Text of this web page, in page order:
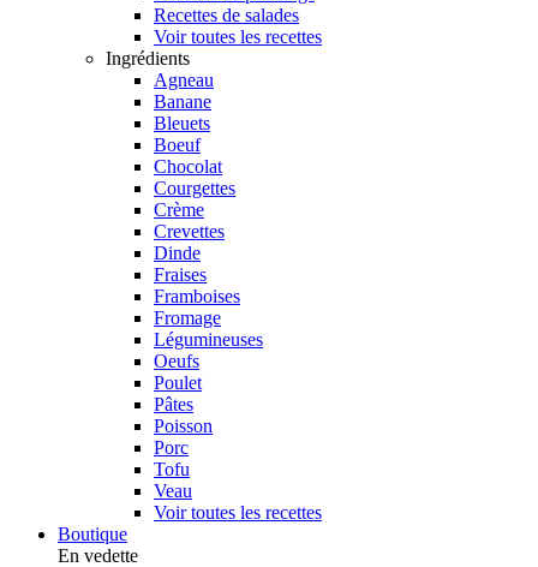
Recettes de salades
Voir toutes les recettes
Ingrédients
Agneau
Banane
Bleuets
Boeuf
Chocolat
Courgettes
Crème
Crevettes
Dinde
Fraises
Framboises
Fromage
Légumineuses
Oeufs
Poulet
Pâtes
Poisson
Porc
Tofu
Veau
Voir toutes les recettes
Boutique
En vedette